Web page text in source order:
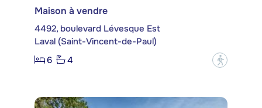
Maison à vendre
4492, boulevard Lévesque Est
Laval (Saint-Vincent-de-Paul)
6
4 ?